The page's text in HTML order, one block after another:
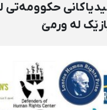
حکوومەتی
لە ورمێ